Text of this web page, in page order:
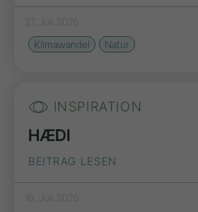
27. Juli 2026
Klimawandel
Natur
INSPIRATION
HÆDI
BEITRAG LESEN
16. Juli 2026